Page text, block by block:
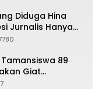
Diduga Hina
Jurnalis Hanya
Dugaan
89
Giat